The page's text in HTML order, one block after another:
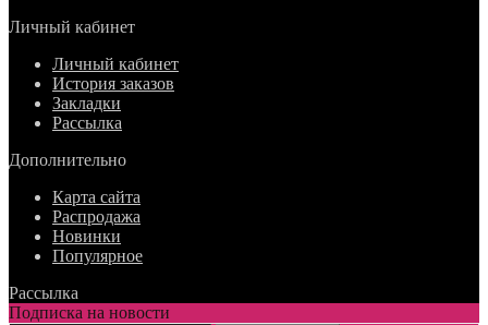
Личный кабинет
Личный кабинет
История заказов
Закладки
Рассылка
Дополнительно
Карта сайта
Распродажа
Новинки
Популярное
Рассылка
Подписка на новости